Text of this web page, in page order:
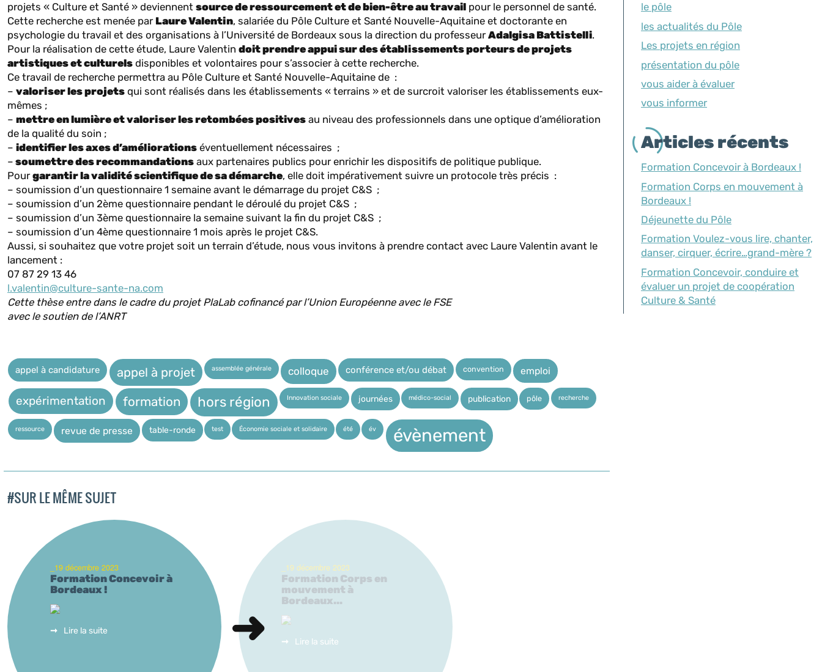
projets « Culture et Santé » deviennent source de ressourcement et de bien-être au travail pour le personnel de santé.
Cette recherche est menée par Laure Valentin, salariée du Pôle Culture et Santé Nouvelle-Aquitaine et doctorante en
psychologie du travail et des organisations à l’Université de Bordeaux sous la direction du professeurAdalgisa Battistelli.
Pour la réalisation de cette étude, Laure Valentin doit prendre appui sur des établissements porteurs de projets
artistiques et culturels disponibles et volontaires pour s’associer à cette recherche.
Ce travail de recherche permettra au Pôle Culture et Santé Nouvelle-Aquitaine de :
– valoriser les projets qui sont réalisés dans les établissements « terrains » et de surcroit valoriser les établissements eux-
mêmes ;
– mettre en lumière et valoriser les retombées positives au niveau des professionnels dans une optique d’amélioration
de la qualité du soin ;
– identifier les axes d’améliorations éventuellement nécessaires ;
– soumettre des recommandations aux partenaires publics pour enrichir les dispositifs de politique publique.
Pourgarantir la validité scientifique de sa démarche, elle doit impérativement suivre un protocole très précis :
– soumission d’un questionnaire 1 semaine avant le démarrage du projet C&S ;
– soumission d’un 2ème questionnaire pendant le déroulé du projet C&S ;
– soumission d’un 3ème questionnaire la semaine suivant la fin du projet C&S ;
– soumission d’un 4ème questionnaire 1 mois après le projet C&S.
Aussi, si souhaitez que votre projet soit un terrain d’étude, nous vous invitons à prendre contact avec Laure Valentin avant le
lancement :
07 87 29 13 46
l.valentin@culture-sante-na.com
Cette thèse entre dans le cadre du projet PlaLab cofinancé par l’Union Européenne avec le FSE
avec le soutien de l’ANRT
appel à candidature appel à projet assemblée générale colloque conférence et/ou débat convention emploi
expérimentation formation hors région Innovation sociale journées médico-social publication pôle recherche
ressource revue de presse table-ronde test Économie sociale et solidaire été év évènement
#SUR LE MÊME SUJET
_19 décembre 2023
Formation Concevoir à
Bordeaux !
Lire la suite
_19 décembre 2023
Formation Corps en
mouvement à
Bordeaux...
Lire la suite
le pôle
les actualités du Pôle
Les projets en région
présentation du pôle
vous aider à évaluer
vous informer
Articles récents
Formation Concevoir à Bordeaux !
Formation Corps en mouvement à
Bordeaux !
Déjeunette du Pôle
Formation Voulez-vous lire, chanter,
danser, cirquer, écrire…grand-mère ?
Formation Concevoir, conduire et
évaluer un projet de coopération
Culture & Santé